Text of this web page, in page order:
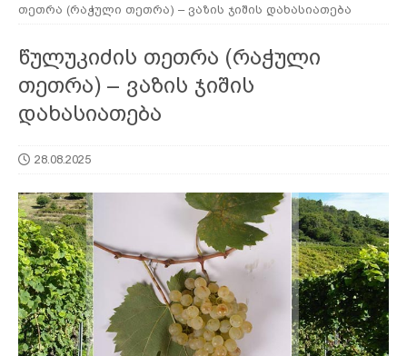
თეთრა (რაჭული თეთრა) – ვაზის ჯიშის დახასიათება
წულუკიძის თეთრა (რაჭული
თეთრა) – ვაზის ჯიშის
დახასიათება
28.08.2025